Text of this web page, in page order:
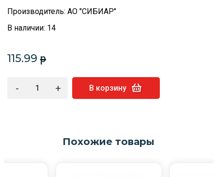
Производитель: АО "СИБИАР"
В наличии: 14
115.99 p
- + В корзину
Похожие товары